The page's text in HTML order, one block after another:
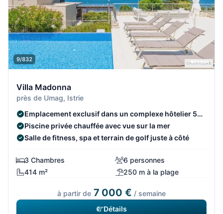
9/832
Villa Madonna
près de Umag, Istrie
Emplacement exclusif dans un complexe hôtelier 5
étoiles
Piscine privée chauffée avec vue sur la mer
Salle de fitness, spa et terrain de golf juste à côté
3 Chambres
6 personnes
414 m²
250 m à la plage
à partir de 7 000 € / semaine
Détails